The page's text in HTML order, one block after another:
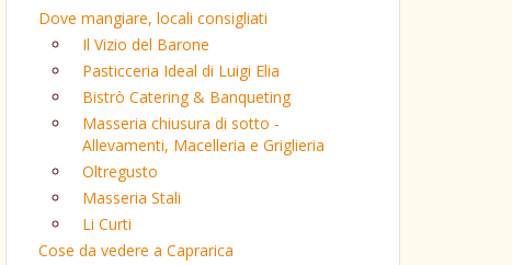
Dove mangiare, locali consigliati
Il Vizio del Barone
Pasticceria Ideal di Luigi Elia
Bistrò Catering & Banqueting
Masseria chiusura di sotto -
Allevamenti, Macelleria e Griglieria
Oltregusto
Masseria Stali
Li Curti
Cose da vedere a Caprarica